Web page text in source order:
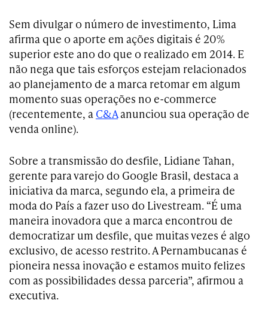
Sem divulgar o número de investimento, Lima
afirma que o aporte em ações digitais é 20%
superior este ano do que o realizado em 2014. E
não nega que tais esforços estejam relacionados
ao planejamento de a marca retomar em algum
momento suas operações no e-commerce
(recentemente, a C&Aanunciou sua operação de
venda online).
Sobre a transmissão do desfile, Lidiane Tahan,
gerente para varejo do Google Brasil, destaca a
iniciativa da marca, segundo ela, a primeira de
moda do País a fazer uso do Livestream. “É uma
maneira inovadora que a marca encontrou de
democratizar um desfile, que muitas vezes é algo
exclusivo, de acesso restrito. A Pernambucanas é
pioneira nessa inovação e estamos muito felizes
com as possibilidades dessa parceria”, afirmou a
executiva.